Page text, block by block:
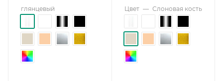
глянцевый
Цвет — Слоновая кость